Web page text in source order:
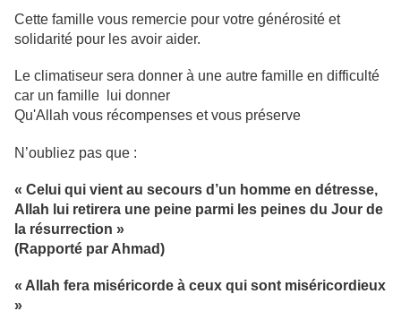
Cette famille vous remercie pour votre générosité et
solidarité pour les avoir aider.
Le climatiseur sera donner à une autre famille en difficulté
car un famille lui donner
Qu'Allah vous récompenses et vous préserve
N’oubliez pas que :
« Celui qui vient au secours d’un homme en détresse,
Allah lui retirera une peine parmi les peines du Jour de
la résurrection »
(Rapporté par Ahmad)
« Allah fera miséricorde à ceux qui sont miséricordieux
»